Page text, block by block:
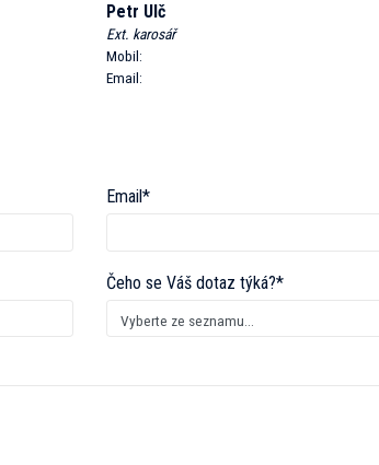
Petr Ulč
Ext. karosář
Mobil:
Email:
Email*
Čeho se Váš dotaz týká?*